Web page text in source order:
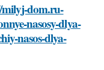
milyj-dom.ru-
nasosy-dlya-
nasos-dlya-